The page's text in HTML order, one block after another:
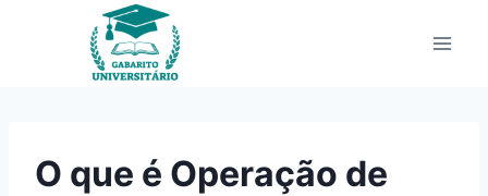
O que é Operação de